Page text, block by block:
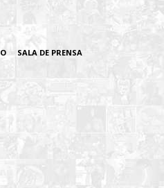
SALA DE PRENSA